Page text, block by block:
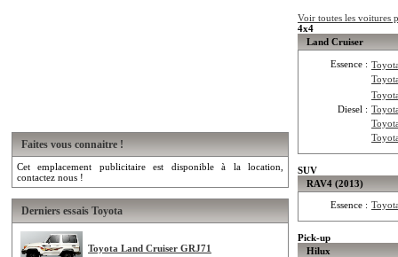
Faites vous connaitre !
Cet emplacement publicitaire est disponible à la location,
contactez nous !
Derniers essais Toyota
Toyota Land Cruiser GRJ71
Voir toutes les voitures
4x4
Land Cruiser
Essence :
Diesel :
SUV
RAV4 (2013)
Essence :
Pick-up
Hilux